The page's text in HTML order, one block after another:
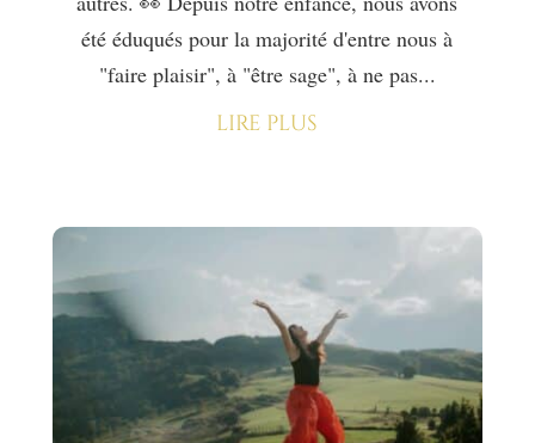
été éduqués pour la majorité d'entre nous à
"faire plaisir", à "être sage", à ne pas...
lire plus